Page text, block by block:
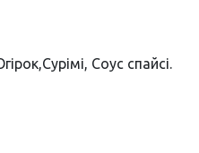
Соус спайсі.